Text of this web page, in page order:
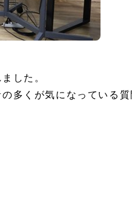
した。
多くが気になっている質